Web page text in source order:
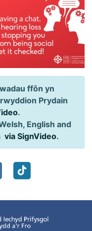
ffôn yn
Prydain
.
English and
via SignVideo.